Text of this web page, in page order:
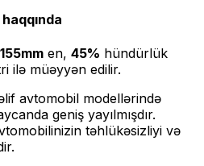
155mm en, 45% hündürlük
ilə müəyyən edilir.
avtomobil modellərində
geniş yayılmışdır.
təhlükəsizliyi və